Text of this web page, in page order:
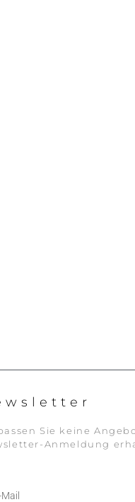
Sie keine
Anmeldung